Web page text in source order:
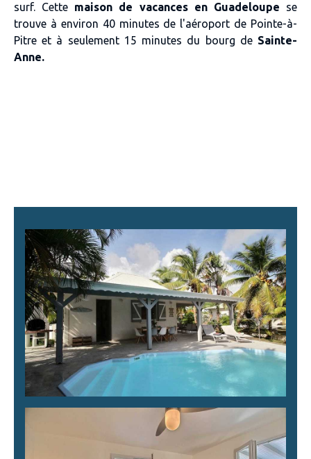
surf. Cette maison de vacances en Guadeloupe se
trouve à environ 40 minutes de l'aéroport de Pointe-à-
Pitre et à seulement 15 minutes du bourg deSainte-
Anne.